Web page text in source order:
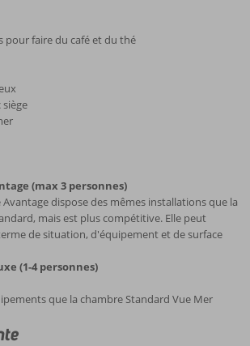
pour faire du café et du thé
siège
(max 3 personnes)
Avantage dispose des mêmes installations que la
mais est plus compétitive. Elle peut
de situation, d'équipement et de surface
(1-4 personnes)
que la chambre Standard Vue Mer